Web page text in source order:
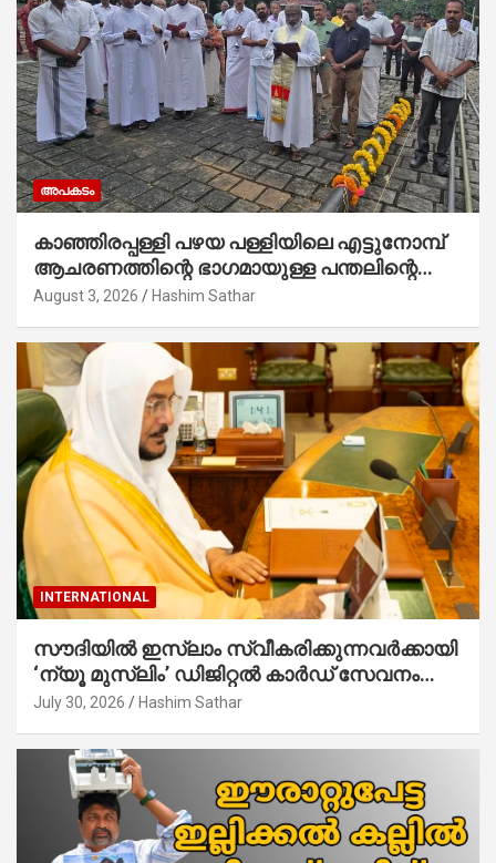
അപകടം
കാഞ്ഞിരപ്പള്ളി പഴയ പള്ളിയിലെ എട്ടുനോമ്പ്
ആചരണത്തിന്റെ ഭാഗമായുള്ള പന്തലിന്റെ
കാൽനാട്ട് കർമ്മം ആർച്ച് പ്രീസ്റ്റ് വെരി.
August 3, 2026 Hashim Sathar
INTERNATIONAL
സൗദിയില്‍ ഇസ്‌ലാം സ്വീകരിക്കുന്നവര്‍ക്കായി
‘ന്യൂ മുസ്ലിം’ ഡിജിറ്റല്‍ കാര്‍ഡ് സേവനം
ആരംഭിച്ചു
July 30, 2026 Hashim Sathar